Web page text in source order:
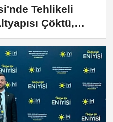
Tehlikeli
Çöktü,